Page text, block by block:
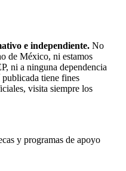
e independiente. No
de México, ni estamos
ni a ninguna dependencia
tiene fines
visita siempre los
y programas de apoyo